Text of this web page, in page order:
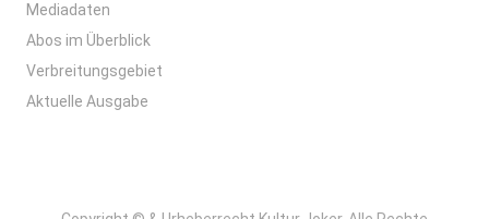
Mediadaten
Abos im Überblick
Verbreitungsgebiet
Aktuelle Ausgabe